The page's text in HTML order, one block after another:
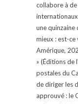
collabore à
une quinzaine
mieux : est-ce
Amérique,
» (Éditions de
postales du
de diriger les
approuvé : le